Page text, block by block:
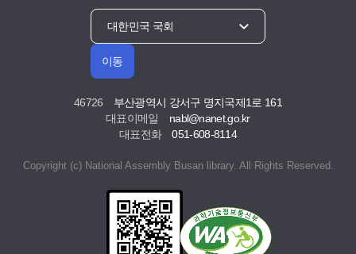
이동
46726
부산광역시 강서구 명지국제1로 161
대표이메일
nabl@nanet.go.kr
대표전화
051-608-8114
Copyright (c) National Assembly Busan library. All Rights Reserved.